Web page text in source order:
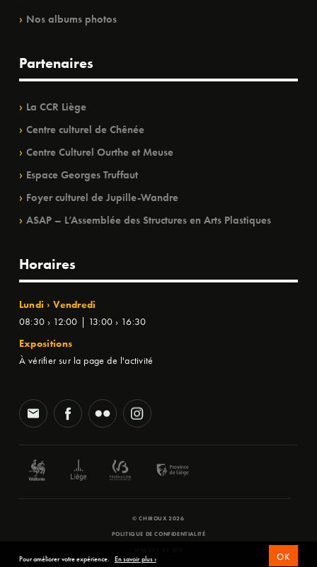
Nos albums photos
Partenaires
La CCR Liège
Centre culturel de Chênée
Centre Culturel Ourthe et Meuse
Espace Georges Truffaut
Foyer culturel de Jupille-Wandre
ASAP – L’Assemblée des Structures en Arts Plastiques
Horaires
Lundi › Vendredi
08:30 › 12:00 | 13:00 › 16:30
Expositions
À vérifier sur la page de l'activité
© CHIROUX 2026
POLITIQUE DE CONFIDENTIALITÉ
Pour améliorer votre expérience. En savoir plus › OK